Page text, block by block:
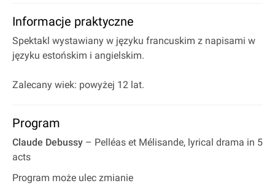
Informacje praktyczne
Spektakl wystawiany w języku francuskim z napisami w
języku estońskim i angielskim.
Zalecany wiek: powyżej 12 lat.
Program
Claude Debussy – Pelléas et Mélisande, lyrical drama in 5
acts
Program może ulec zmianie